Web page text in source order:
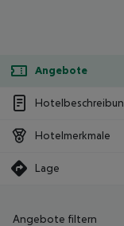
Angebote
Hotelmerkmale
Lage
Angebote filtern